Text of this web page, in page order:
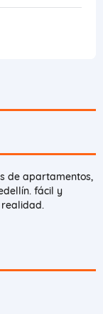
de apartamentos,
fácil y
realidad.